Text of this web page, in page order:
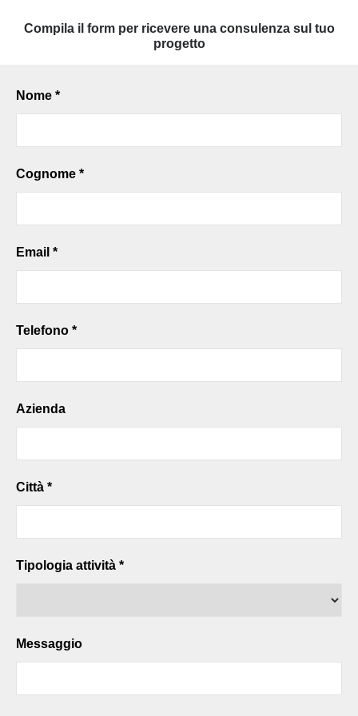
Compila il form per ricevere una consulenza sul tuo
progetto
Nome *
Cognome *
Email *
Telefono *
Azienda
Città *
Tipologia attività *
Messaggio